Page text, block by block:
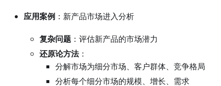
应用案例 ：新产品市场进入分析
复杂问题 ：评估新产品的市场潜力
还原论方法：
分解市场为细分市场、客户群体、竞争格局
分析每个细分市场的规模、增长、需求